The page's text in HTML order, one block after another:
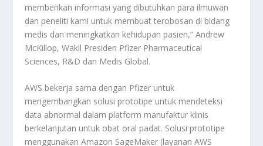
memberikan informasi yang dibutuhkan para ilmuwan
dan peneliti kami untuk membuat terobosan di bidang
medis dan meningkatkan kehidupan pasien,” Andrew
McKillop, Wakil Presiden Pfizer Pharmaceutical
Sciences, R&D dan Medis Global.
AWS bekerja sama dengan Pfizer untuk
mengembangkan solusi prototipe untuk mendeteksi
data abnormal dalam platform manufaktur klinis
berkelanjutan untuk obat oral padat. Solusi prototipe
menggunakan Amazon SageMaker (layanan AWS